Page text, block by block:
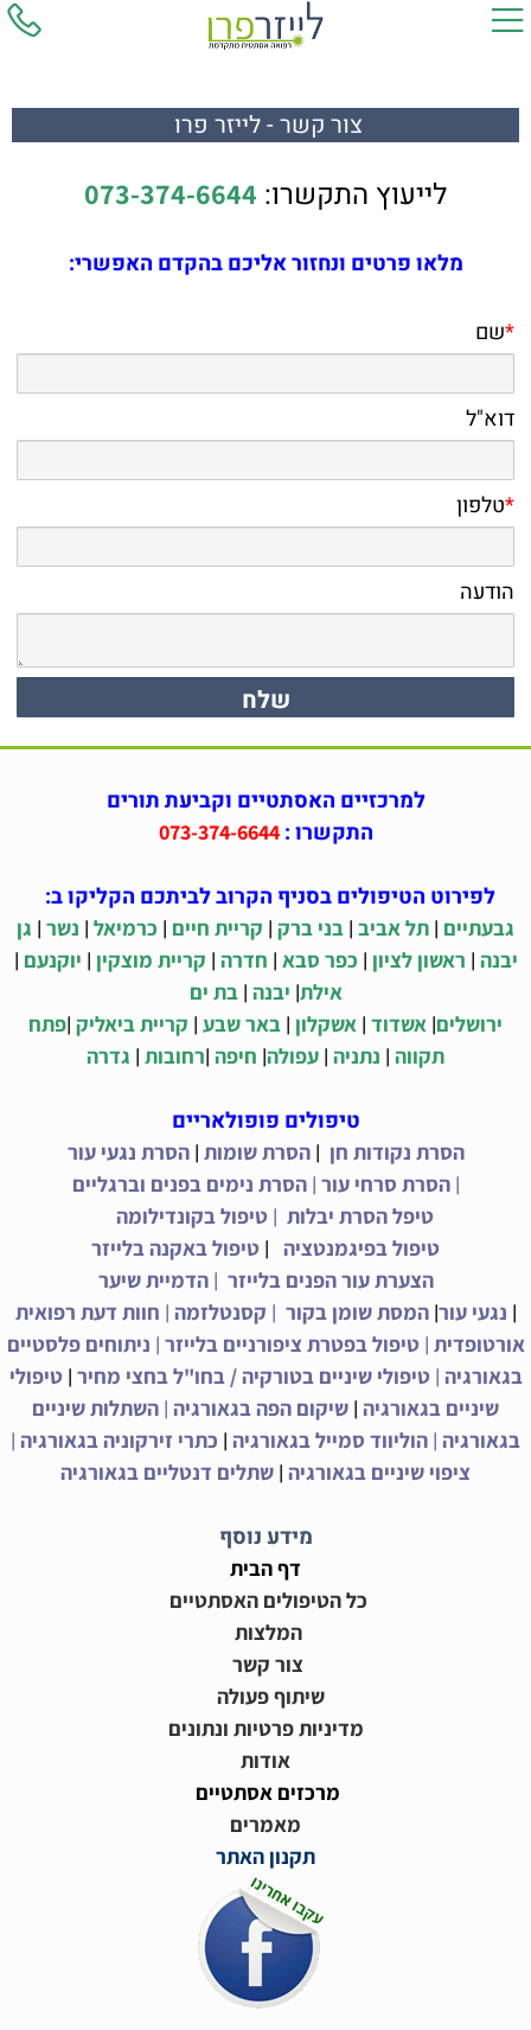
צור קשר - לייזר פרו
לייעוץ התקשרו: 073-374-6644
מלאו פרטים ונחזור אליכם בהקדם האפשרי:
*שם
דוא"ל
*טלפון
הודעה
למרכזיים האסתטיים וקביעת תורים
התקשרו : 073-374-6644
לפירוט הטיפולים בסניף הקרוב לביתכם הקליקו ב:
גבעתיים | תל אביב | בני ברק | קריית חיים | כרמיאל | נשר | גן
יבנה | ראשון לציון | כפר סבא | חדרה | קריית מוצקין | יוקנעם |
אילת| יבנה |בת ים
ירושלים| אשדוד | אשקלון | באר שבע | קריית ביאליק |פתח
תקווה | נתניה | עפולה| חיפה |רחובות | גדרה
טיפולים פופולאריים
הסרת נקודות חן |הסרת שומות |הסרת נגעי עור
|הסרת סרחי עור |הסרת נימים בפנים וברגליים
טיפל הסרת יבלות | טיפול בקונדילומה
טיפול בפיגמנטציה
| טיפול באקנה בלייזר
הצערת עור הפנים בלייזר |הדמיית שיער
| נגעי עור|המסת שומן בקור | קסנטלזמה | חוות דעת רפואית
אורטופדית |טיפול בפטרת ציפורניים בלייזר | ניתוחים פלסטיים
בגאורגיה |טיפולי שיניים בטורקיה / בחו"ל בחצי מחיר |טיפולי
שיניים בגאורגיה | שיקום הפה בגאורגיה | השתלות שיניים
בגאורגיה | הוליווד סמייל בגאורגיה | כתרי זירקוניה בגאורגיה |
ציפוי שיניים בגאורגיה | שתלים דנטליים בגאורגיה
מידע נוסף
דף הבית
כל הטיפולים האסתטיים
המלצות
צור קשר
שיתוף פעולה
מדיניות פרטיות ונתונים
אודות
מרכזים אסתטיים
מאמרים
תקנון האתר